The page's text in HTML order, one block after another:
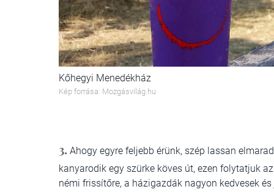
Kőhegyi Menedékház
Kép forrása: Mozgásvilág.hu
3. Ahogy egyre feljebb érünk, szép lassan
kanyarodik egy szürke köves út, ezen folytatjuk
némi frissítőre, a házigazdák nagyon kedvesek